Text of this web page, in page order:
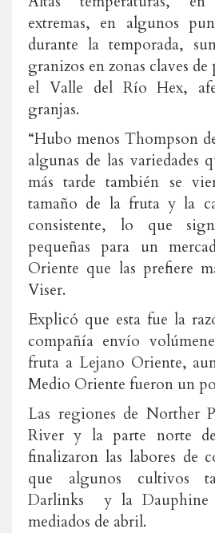
extremas, en algunos
durante la temporada,
granizos en zonas claves
el Valle del Río Hex,
granjas.
“Hubo menos Thompson
algunas de las variedades
más tarde también se
tamaño de la fruta y la
consistente, lo que
pequeñas para un
Oriente que las prefiere
Viser.
Explicó que esta fue la
compañía envío
fruta a Lejano Oriente,
Medio Oriente fueron un
Las regiones de Norther
River y la parte norte
finalizaron las labores de
que algunos cultivos
Darlinks y la Dauphine
mediados de abril.